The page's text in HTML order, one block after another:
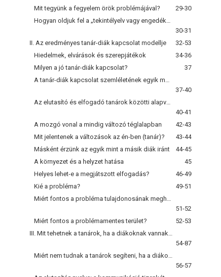
Mit tegyünk a fegyelem örök problémájával?
29-30
30-31
II. Az eredményes tanár-diák kapcsolat modellje
32-53
Hiedelmek, elvárások és szerepjátékok
34-36
Milyen a jó tanár-diák kapcsolat?
37
37-40
40-41
A mozgó vonal a mindig változó téglalapban
42-43
Mit jelentenek a változások az én-ben (tanár)?
43-44
Másként érzünk az egyik mint a másik diák iránt
44-45
A környezet és a helyzet hatása
45
Helyes lehet-e a megjátszott elfogadás?
46-49
Kié a probléma?
49-51
51-52
Miért fontos a problémamentes terület?
52-53
54-87
56-57